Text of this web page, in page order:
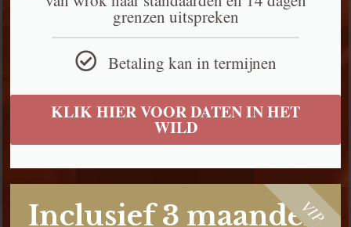
grenzen uitspreken
Betaling kan in termijnen​
KLIK HIER VOOR DATEN IN HET
WILD
Inclusief 3 maanden
VIP